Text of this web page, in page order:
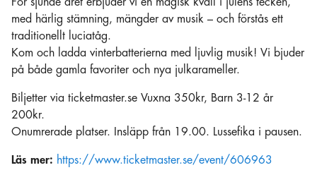
För sjunde året erbjuder vi en magisk kväll i julens tecken,
med härlig stämning, mängder av musik – och förstås ett
traditionellt luciatåg.
Kom och ladda vinterbatterierna med ljuvlig musik! Vi bjuder
på både gamla favoriter och nya julkarameller.
Biljetter via ticketmaster.se Vuxna 350kr, Barn 3-12 år
200kr.
Onumrerade platser. Insläpp från 19.00. Lussefika i pausen.
Läs mer: https://www.ticketmaster.se/event/606963